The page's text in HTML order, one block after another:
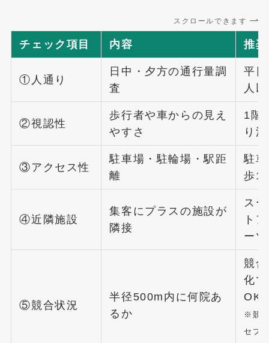
スクロールできます
チェック項目 内容 推
①人通り
日中・夕方の通行量調
査
平
人
②視認性
歩行者や車からの見え
やすさ
1階
り
③アクセス性
駐車場・駐輪場・駅距
離
駐
歩
④近隣施設
集客にプラスの施設が
隣接
ス
ト
ー
⑤競合状況
半径500m内に何院あ
るか
競
化
OK
※競
セプ